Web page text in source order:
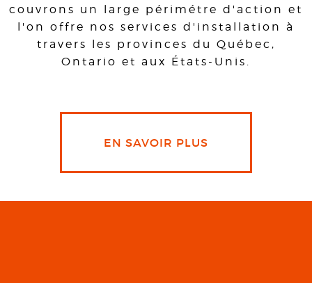
couvrons un large périmétre d'action et
l'on offre nos services d'installation à
travers les provinces du Québec,
Ontario et aux États-Unis.
EN SAVOIR PLUS